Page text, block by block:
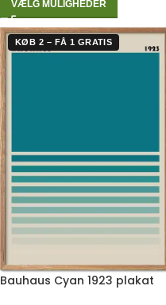
VÆLG MULIGHEDER
KØB 2 – FÅ 1 GRATIS
Bauhaus Cyan 1923 plakat